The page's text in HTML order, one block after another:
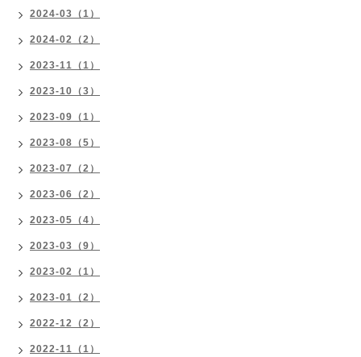
2024-03（1）
2024-02（2）
2023-11（1）
2023-10（3）
2023-09（1）
2023-08（5）
2023-07（2）
2023-06（2）
2023-05（4）
2023-03（9）
2023-02（1）
2023-01（2）
2022-12（2）
2022-11（1）